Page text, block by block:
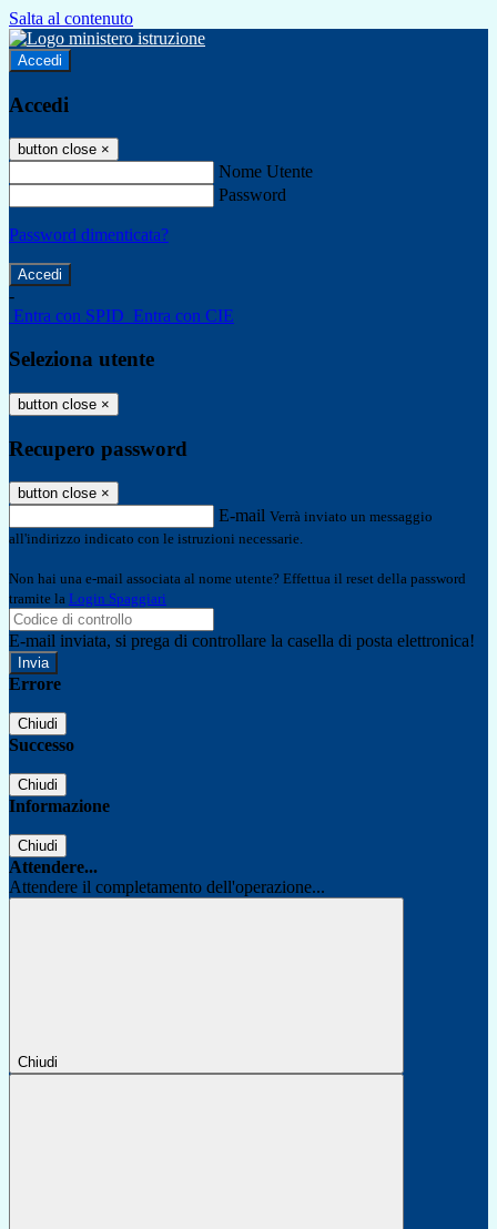
Salta al contenuto
Accedi
Accedi
button close ×
Nome Utente
Password
Password dimenticata?
-
Entra con SPID Entra con CIE
Seleziona utente
button close ×
Recupero password
button close ×
E-mail Verrà inviato un messaggio
all'indirizzo indicato con le istruzioni necessarie.
Non hai una e-mail associata al nome utente? Effettua il reset della password
tramite la Login Spaggiari
E-mail inviata, si prega di controllare la casella di posta elettronica!
Errore
Chiudi
Successo
Chiudi
Informazione
Chiudi
Attendere...
Attendere il completamento dell'operazione...
Chiudi